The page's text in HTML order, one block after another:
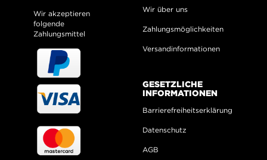
Wir akzeptieren
folgende
Zahlungsmittel
Wir über uns
Zahlungsmöglichkeiten
Versandinformationen
GESETZLICHE
INFORMATIONEN
Barrierefreiheitserklärung
Datenschutz
AGB